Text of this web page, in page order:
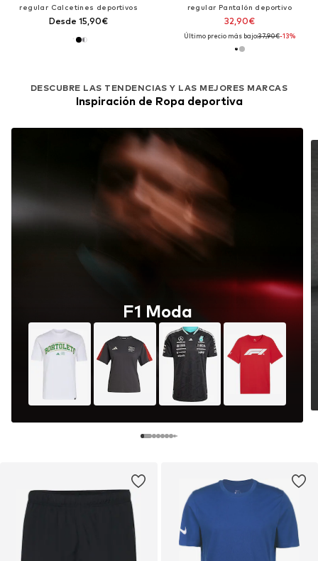
regular Calcetines deportivos
Desde 15,90€
DESCUBRE LAS TENDENCIAS Y LAS MEJORES MARCAS
Inspiración de Ropa deportiva
F1 Moda
regular Pantalón deportivo
32,90€
Último precio más bajo:37,90€-13%